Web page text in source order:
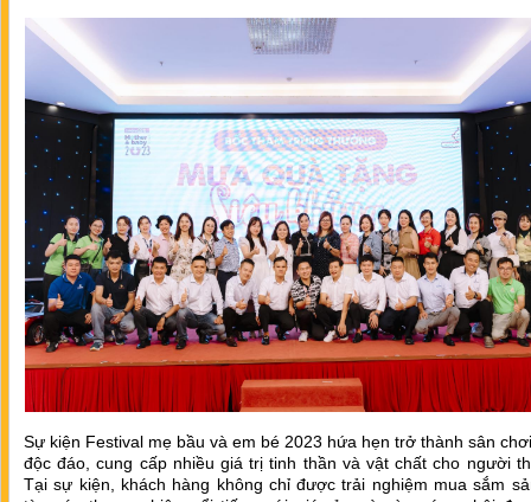
Sự kiện Festival mẹ bầu và em bé 2023 hứa hẹn trở thành sân
độc đáo, cung cấp nhiều giá trị tinh thần và vật chất cho người
Tại sự kiện, khách hàng không chỉ được trải nghiệm mua sắm